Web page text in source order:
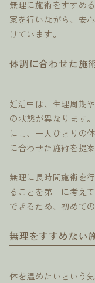
無理に施術をすすめ
案を行いながら、安
けています。
体調に合わせた施
妊活中は、生理周期
の状態が異なります
にし、一人ひとりの
に合わせた施術を提
無理に長時間施術を
ることを第一に考え
できるため、初めて
無理をすすめない
体を温めたいという